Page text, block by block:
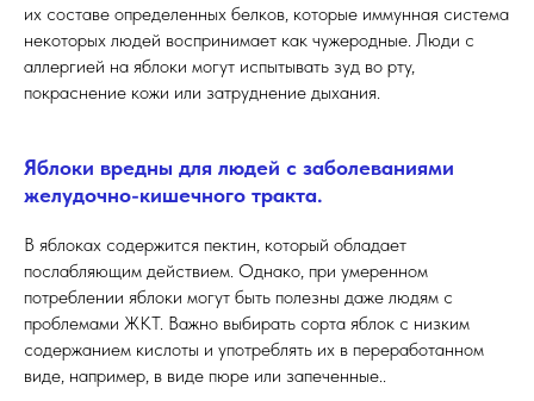
их составе определенных белков, которые иммунная система
некоторых людей воспринимает как чужеродные. Люди с
аллергией на яблоки могут испытывать зуд во рту,
покраснение кожи или затруднение дыхания.
Яблоки вредны для людей с заболеваниями
желудочно-кишечного тракта.
В яблоках содержится пектин, который обладает
послабляющим действием. Однако, при умеренном
потреблении яблоки могут быть полезны даже людям с
проблемами ЖКТ. Важно выбирать сорта яблок с низким
содержанием кислоты и употреблять их в переработанном
виде, например, в виде пюре или запеченные..